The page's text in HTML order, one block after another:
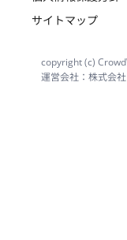
サイトマップ
copyright (c)
運営会社：株式会